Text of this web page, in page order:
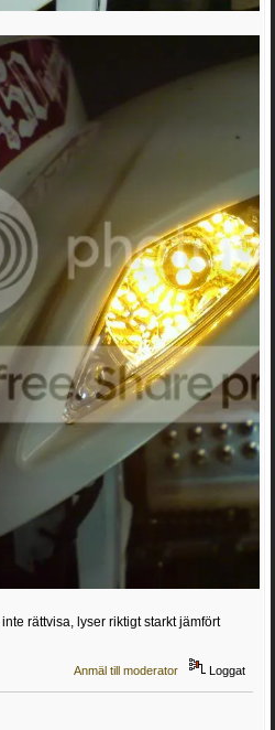
rättvisa, lyser riktigt starkt jämfört
Anmäl till moderator Loggat